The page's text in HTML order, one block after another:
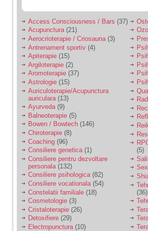
Access Consciousness / Bars (37)
Acupunctura(21)
Aerocrioterapie / Criosauna(3)
Antrenament sportiv (4)
Apiterapie (15)
Argiloterapie (2)
Aromoterapie (37)
Astrologie (15)
Auriculoterapie/Acupunctura
auriculara (13)
Ayurveda(9)
Balneoterapie (5)
Bowen / Bowtech (146)
Chiroterapie (8)
Coaching (96)
Consiliere genetica(1)
Consiliere pentru dezvoltare
personala (132)
Consiliere psihologica(82)
Consiliere vocationala (54)
Constelatii familiale (18)
Cosmetologie (3)
Cristaloterapie (26)
Detoxifiere (29)
Electropunctura (10)
(5)
(36)